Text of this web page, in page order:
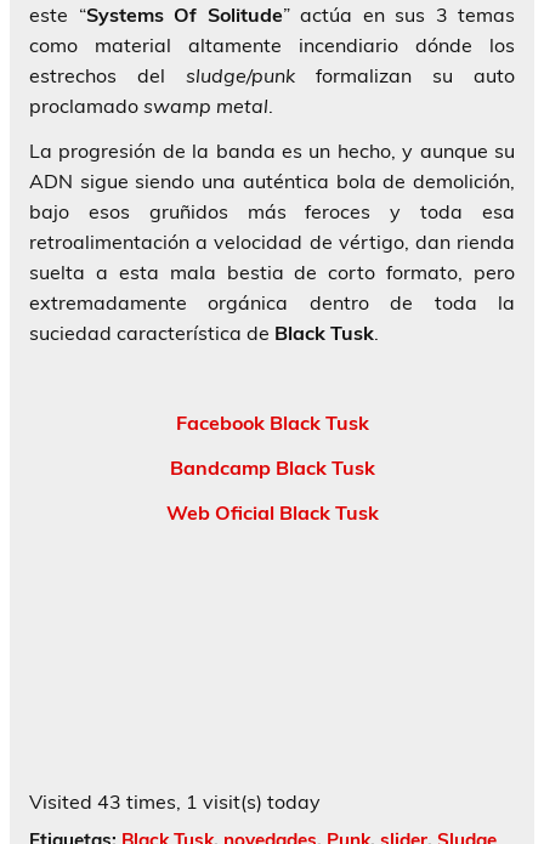
este “Systems Of Solitude” actúa en sus 3 temas
como material altamente incendiario dónde los
estrechos del sludge/punk formalizan su auto
proclamado swamp metal
La progresión de la banda es un hecho, y aunque su
ADN sigue siendo una auténtica bola de demolición,
bajo esos gruñidos más feroces y toda esa
retroalimentación a velocidad de vértigo, dan rienda
suelta a esta mala bestia de corto formato, pero
extremadamente orgánica dentro de toda la
suciedad característica de Black Tusk
Facebook Black Tusk
Bandcamp Black Tusk
Web Oficial Black Tusk
Visited 43 times, 1 visit(s) today